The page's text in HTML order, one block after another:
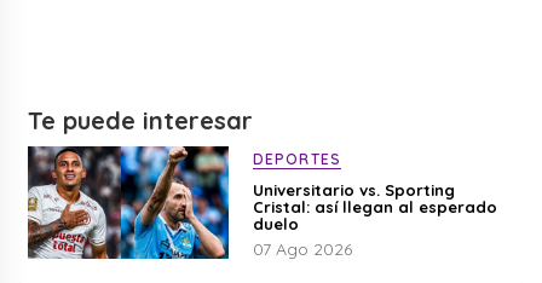
Te puede interesar
DEPORTES
Universitario vs. Sporting
Cristal: así llegan al esperado
duelo
07 Ago 2026